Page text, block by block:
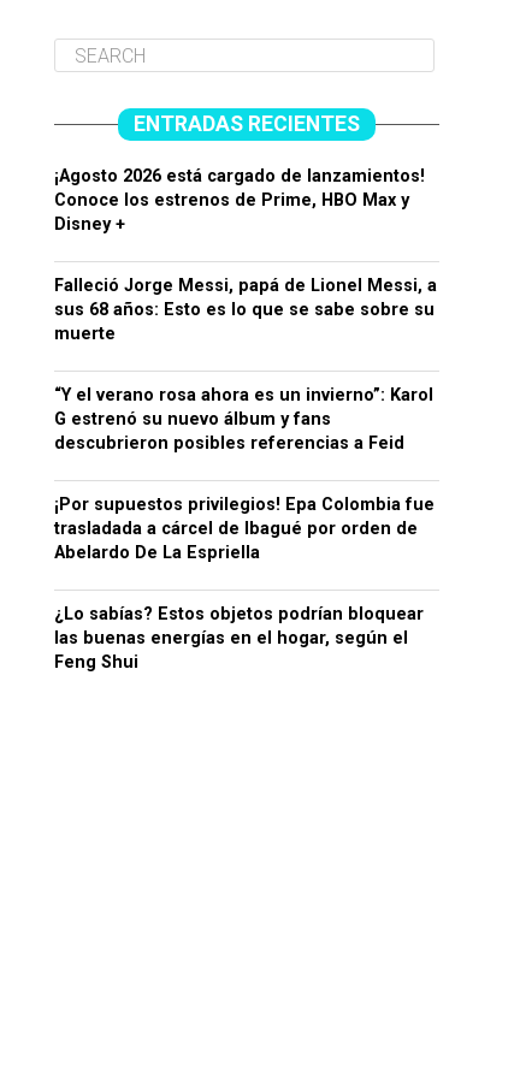
ENTRADAS RECIENTES
¡Agosto 2026 está cargado de lanzamientos!
Conoce los estrenos de Prime, HBO Max y
Disney +
Falleció Jorge Messi, papá de Lionel Messi, a
sus 68 años: Esto es lo que se sabe sobre su
muerte
“Y el verano rosa ahora es un invierno”: Karol
G estrenó su nuevo álbum y fans
descubrieron posibles referencias a Feid
¡Por supuestos privilegios! Epa Colombia fue
trasladada a cárcel de Ibagué por orden de
Abelardo De La Espriella
¿Lo sabías? Estos objetos podrían bloquear
las buenas energías en el hogar, según el
Feng Shui